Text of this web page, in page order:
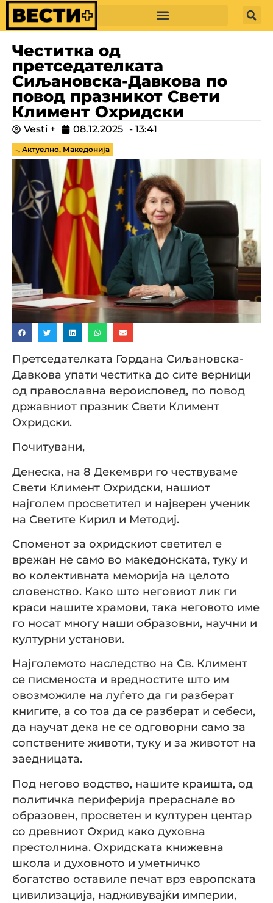
Честитка од
претседателката
Сиљановска-Давкова по
повод празникот Свети
Климент Охридски
Vesti + 08.12.2025 - 13:41
-, Актуелно, Македонија
Претседателката Гордана Сиљановска-
Давкова упати честитка до сите верници
од православна вероисповед, по повод
државниот празник Свети Климент
Охридски.
Почитувани,
Денеска, на 8 Декември го чествуваме
Свети Климент Охридски, нашиот
најголем просветител и најверен ученик
на Светите Кирил и Методиј.
Споменот за охридскиот светител е
врежан не само во македонската, туку и
во колективната меморија на целото
словенство. Како што неговиот лик ги
краси нашите храмови, така неговото име
го носат многу наши образовни, научни и
културни установи.
Најголемото наследство на Св. Климент
се писменоста и вредностите што им
овозможиле на луѓето да ги разберат
книгите, a со тоа да се разберат и себеси,
да научат дека не се одговорни само за
сопствените животи, туку и за животот на
заедницата.
Под негово водство, нашите краишта, од
политичка периферија прераснале во
образовен, просветен и културен центар
со древниот Охрид како духовна
престолнина. Охридската книжевна
школа и духовното и уметничко
богатство оставиле печат врз европската
цивилизација, надживувајќи империи,